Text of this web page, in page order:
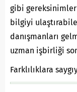
gibi gereksinimler
bilgiyi
danışmanları
uzman işbirliği
Farklılıklara